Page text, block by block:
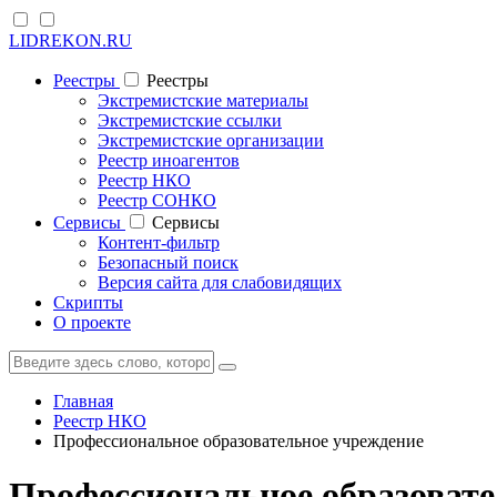
LIDREKON.RU
Реестры
Реестры
Экстремистские материалы
Экстремистские ссылки
Экстремистские организации
Реестр иноагентов
Реестр НКО
Реестр СОНКО
Cервисы
Cервисы
Контент-фильтр
Безопасный поиск
Версия сайта для слабовидящих
Скрипты
О проекте
Главная
Реестр НКО
Профессиональное образовательное учреждение